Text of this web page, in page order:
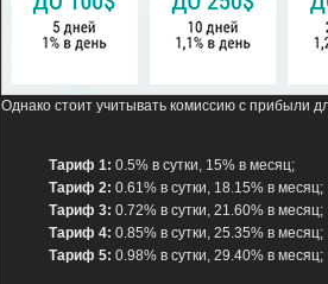
Однако стоит учитывать комиссию с прибыли
Тариф 1: 0.5% в сутки, 15% в месяц;
Тариф 2: 0.61% в сутки, 18.15% в месяц;
Тариф 3: 0.72% в сутки, 21.60% в месяц;
Тариф 4: 0.85% в сутки, 25.35% в месяц;
Тариф 5: 0.98% в сутки, 29.40% в месяц;